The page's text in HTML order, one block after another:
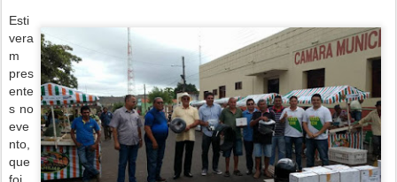
Esti
vera
m
pres
ente
s no
eve
nto,
que